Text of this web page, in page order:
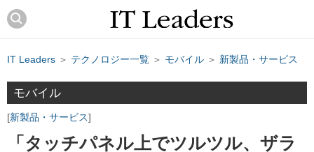
IT Leaders ＞ テクノロジー一覧 ＞ モバイル ＞ 新製品・サービス
モバイル
新製品・サービス
「タッチパネル上でツルツル、ザラ